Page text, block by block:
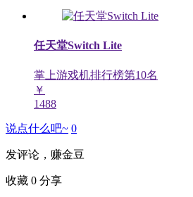
任天堂Switch Lite
掌上游戏机排行榜第10名
￥
1488
说点什么吧~ 0
发评论，赚金豆
收藏 0 分享